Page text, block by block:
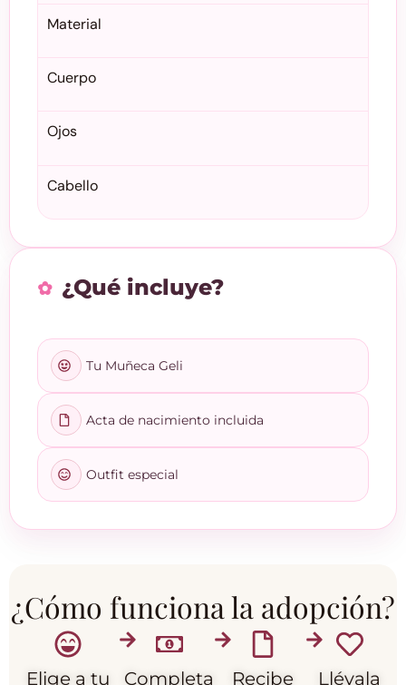
Material
Cuerpo
Ojos
Cabello
¿Qué incluye?
Tu Muñeca Geli
Acta de nacimiento incluida
Outfit especial
¿Cómo funciona la adopción?
Elige a tu
Completa
Recibe
Llévala